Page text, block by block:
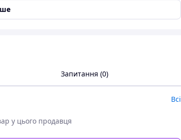
Запитання (0)
Всі
у цього продавця